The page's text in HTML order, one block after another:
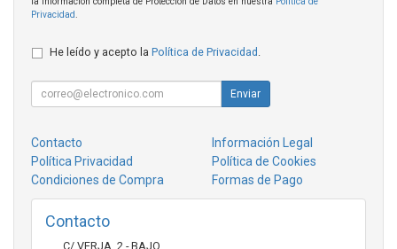
Privacidad
He leído y acepto la Política de Privacidad
Enviar
Contacto
Información Legal
Política Privacidad
Política de Cookies
Condiciones de Compra
Formas de Pago
Contacto
C/ VERJA, 2 - BAJO